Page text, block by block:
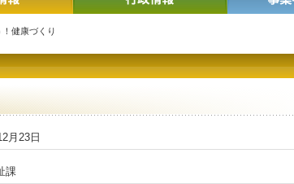
健康づくり
月23日
課